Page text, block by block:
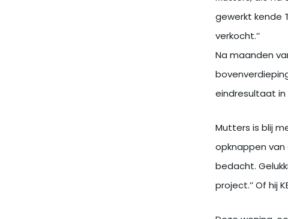
gewerkt kende
verkocht.’’
Na maanden
eindresultaat in
Mutters is blij
opknappen
bedacht.
project.’’ Of hij